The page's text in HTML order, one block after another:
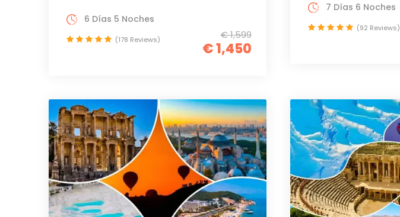
€ 1,599
€ 1,450
6 Días 5 Noches
(178 Reviews)
7 Días 6 Noches
(92 Reviews)